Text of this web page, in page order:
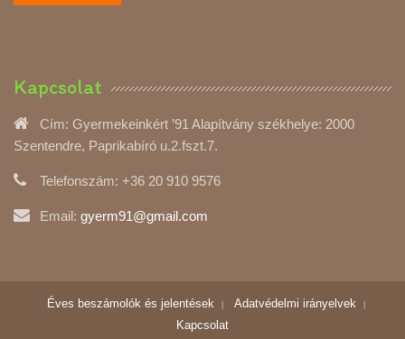
Kapcsolat
Cím: Gyermekeinkért ’91 Alapítvány székhelye: 2000
Szentendre, Paprikabíró u.2.fszt.7.
Telefonszám: +36 20 910 9576
Email: gyerm91@gmail.com
Éves beszámolók és jelentések
Adatvédelmi irányelvek
Kapcsolat